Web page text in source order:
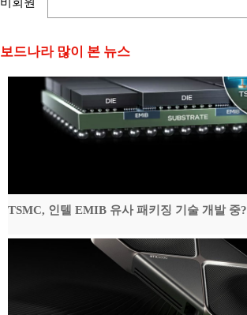
보드나라 많이 본 뉴스
TSMC, 인텔 EMIB 유사 패키징 기술 개발 중?